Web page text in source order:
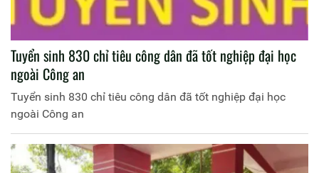
Tuyển sinh 830 chỉ tiêu công dân đã tốt nghiệp đại học
ngoài Công an
Tuyển sinh 830 chỉ tiêu công dân đã tốt nghiệp đại học
ngoài Công an